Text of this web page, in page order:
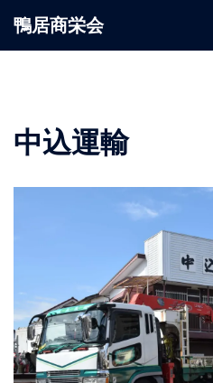
鴨居商栄会
中込運輸